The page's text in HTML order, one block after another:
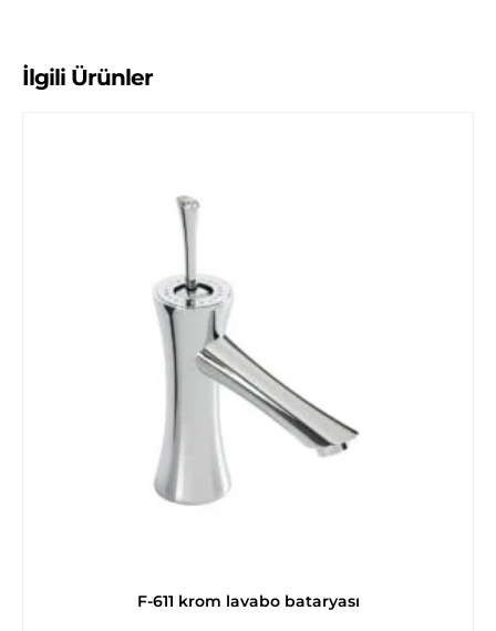
İlgili Ürünler
F-611 krom lavabo bataryası